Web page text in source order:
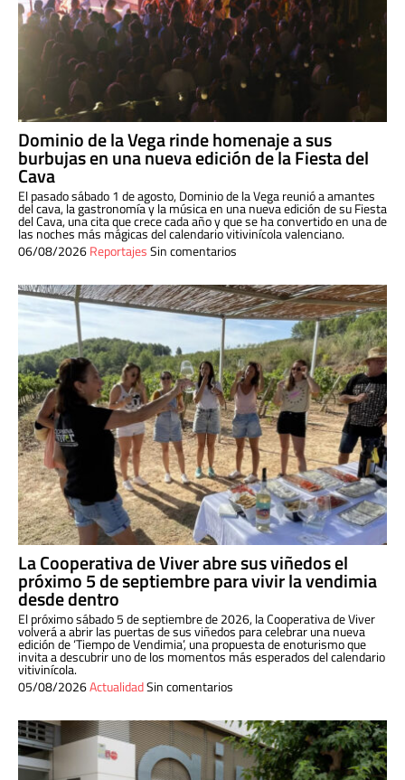
Dominio de la Vega rinde homenaje a sus
burbujas en una nueva edición de la Fiesta del
Cava
El pasado sábado 1 de agosto, Dominio de la Vega reunió a amantes
del cava, la gastronomía y la música en una nueva edición de su Fiesta
del Cava, una cita que crece cada año y que se ha convertido en una de
las noches más mágicas del calendario vitivinícola valenciano.
06/08/2026ReportajesSin comentarios
La Cooperativa de Viver abre sus viñedos el
próximo 5 de septiembre para vivir la vendimia
desde dentro
El próximo sábado 5 de septiembre de 2026, la Cooperativa de Viver
volverá a abrir las puertas de sus viñedos para celebrar una nueva
edición de ‘Tiempo de Vendimia’, una propuesta de enoturismo que
invita a descubrir uno de los momentos más esperados del calendario
vitivinícola.
05/08/2026ActualidadSin comentarios